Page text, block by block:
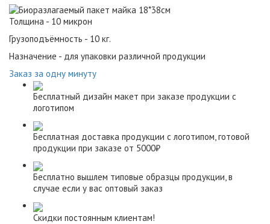
Толщина - 10 микрон
Грузоподъёмность - 10 кг.
Назначение - для упаковки различной продукции
Заказ за одну минуту
Бесплатный дизайн макет при заказе продукции с
логотипом
Бесплатная доставка продукции с логотипом, готовой
продукции при заказе от 5000₽
Бесплатно вышлем типовые образцы продукции, в
случае если у вас оптовый заказ
Скидки постоянным клиентам!